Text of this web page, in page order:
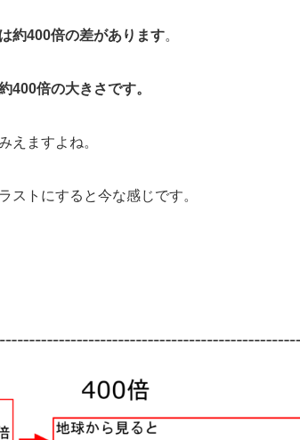
約400倍の差があります。
400倍の大きさです。
えますよね。
ストにすると今な感じです。